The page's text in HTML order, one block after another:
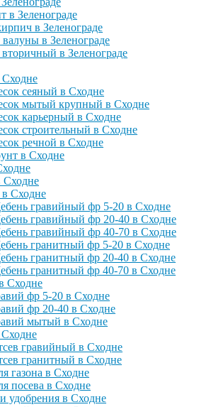
в Зеленограде
в Зеленограде
в Зеленограде
в Зеленограде
сеяный в Сходне
мытый крупный в Сходне
карьерный в Сходне
строительный в Сходне
речной в Сходне
в Сходне
Сходне
гравийный фр 5-20 в Сходне
гравийный фр 20-40 в Сходне
гравийный фр 40-70 в Сходне
гранитный фр 5-20 в Сходне
гранитный фр 20-40 в Сходне
гранитный фр 40-70 в Сходне
Сходне
фр 5-20 в Сходне
фр 20-40 в Сходне
мытый в Сходне
гравийный в Сходне
гранитный в Сходне
газона в Сходне
посева в Сходне
удобрения в Сходне